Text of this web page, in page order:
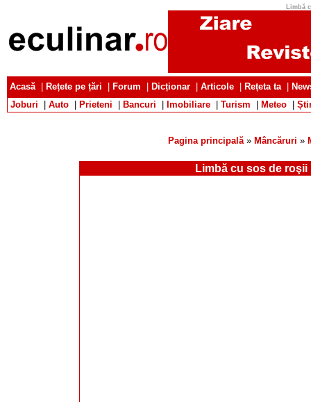
Limbă
Acasă| Rețete pe țări Forum Dicționar Articole Rețeta ta|
Joburi
Auto Prieteni Bancuri Imobiliare Turism Meteo
Pagina principală» Mâncăruri »
Limbă cu sos de roşii